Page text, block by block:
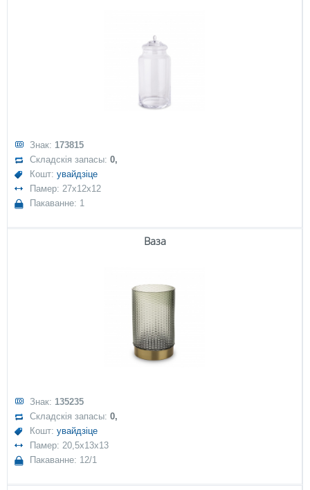
Знак: 173815
Складскія запасы:0,
Кошт:увайдзіце
Памер: 27x12x12
Пакаванне: 1
Ваза
Знак: 135235
Складскія запасы:0,
Кошт:увайдзіце
Памер: 20,5x13x13
Пакаванне: 12/1